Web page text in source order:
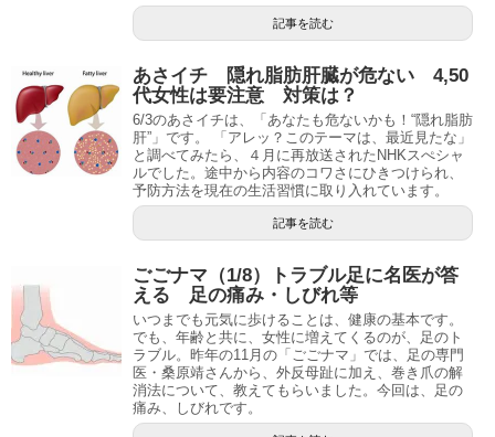
記事を読む
あさイチ 隠れ脂肪肝臓が危ない 4,50
代女性は要注意 対策は？
6/3のあさイチは、「あなたも危ないかも！“隠れ脂肪
肝”」です。 「アレッ？このテーマは、最近見たな」
と調べてみたら、４月に再放送されたNHKスぺシャ
ルでした。途中から内容のコワさにひきつけられ、
予防方法を現在の生活習慣に取り入れています。
記事を読む
ごごナマ（1/8）トラブル足に名医が答
える 足の痛み・しびれ等
いつまでも元気に歩けることは、健康の基本です。
でも、年齢と共に、女性に増えてくるのが、足のト
ラブル。昨年の11月の「ごごナマ」では、足の専門
医・桑原靖さんから、外反母趾に加え、巻き爪の解
消法について、教えてもらいました。今回は、足の
痛み、しびれです。